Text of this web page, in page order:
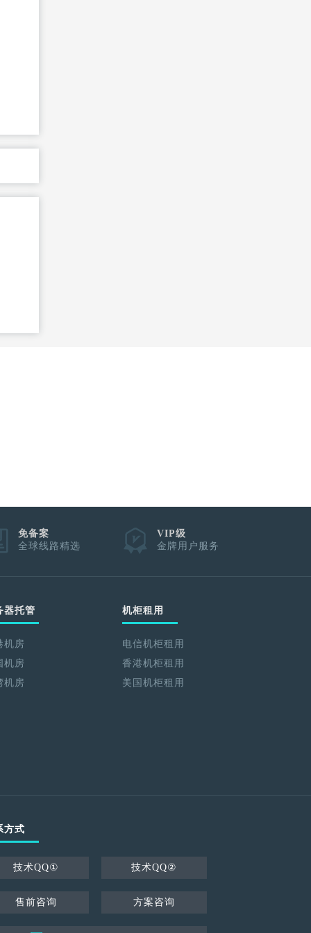
免备案
全球线路精选
VIP级
金牌用户服务
器托管
机房
机房
机房
机柜租用
电信机柜租用
香港机柜租用
美国机柜租用
方式
技术QQ① 技术QQ②
售前咨询 方案咨询